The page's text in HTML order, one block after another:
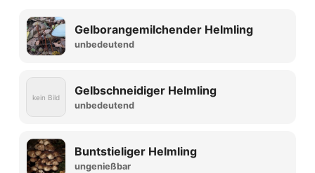
Gelborangemilchender Helmling
unbedeutend
kein Bild Gelbschneidiger Helmling
unbedeutend
Buntstieliger Helmling
ungenießbar